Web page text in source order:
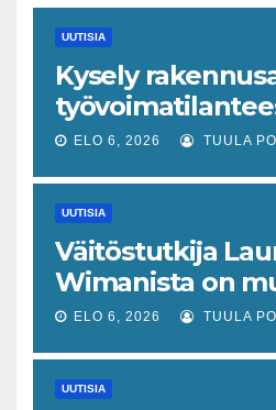
UUTISIA
Kysely
prosenttia on
ELO 6, 2026 TUULA
UUTISIA
Väitöstutkija
Wimanista on
keinoja pelastaa
ELO 6, 2026 TUULA
UUTISIA